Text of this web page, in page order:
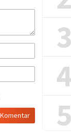
3
4
5